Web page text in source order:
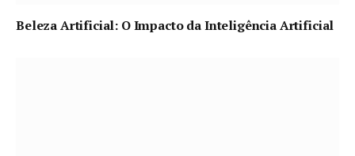
Beleza Artificial: O Impacto da Inteligência Artificial